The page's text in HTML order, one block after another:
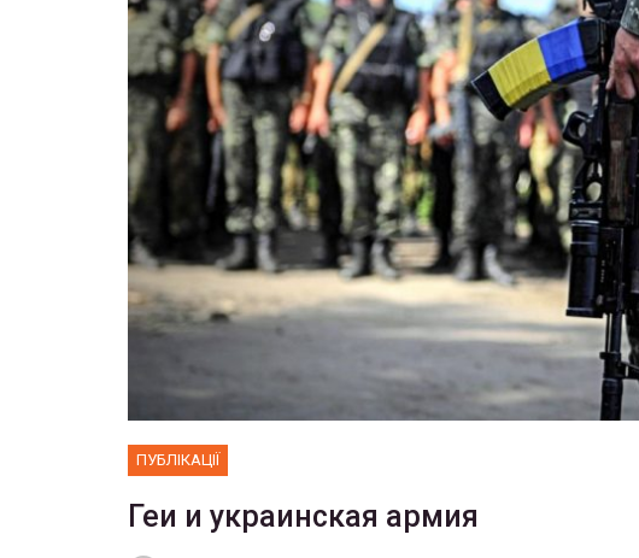
ПУБЛІКАЦІЇ
Геи и украинская армия
ФОТО
Военнослужащие-трансгендеры
Июл 27, 2017 0